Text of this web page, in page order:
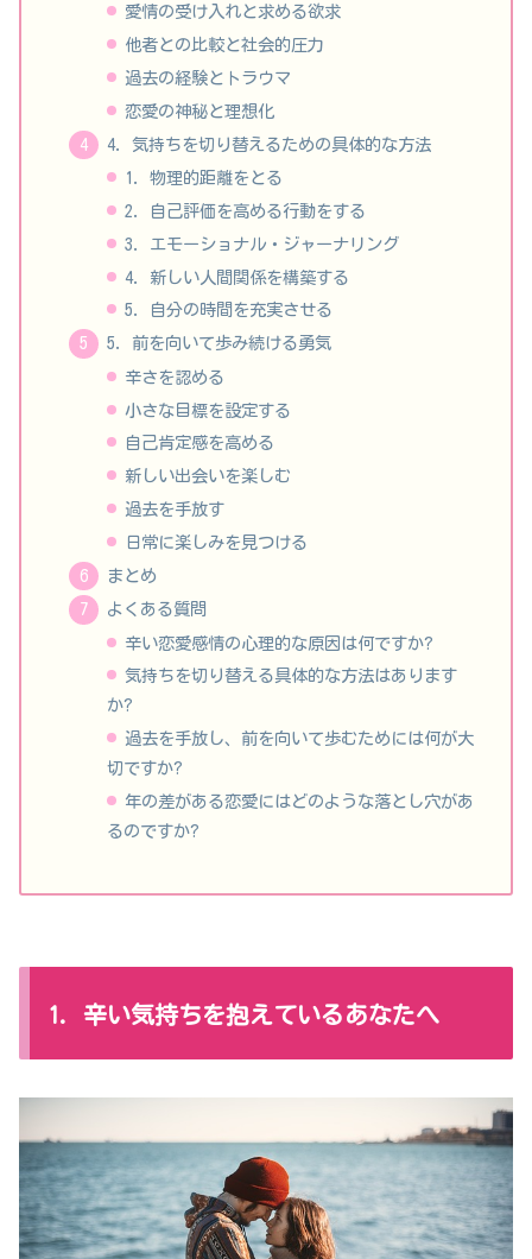
愛情の受け入れと求める欲求
他者との比較と社会的圧力
過去の経験とトラウマ
恋愛の神秘と理想化
4. 気持ちを切り替えるための具体的な方法
1. 物理的距離をとる
2. 自己評価を高める行動をする
3. エモーショナル・ジャーナリング
4. 新しい人間関係を構築する
5. 自分の時間を充実させる
5. 前を向いて歩み続ける勇気
辛さを認める
小さな目標を設定する
自己肯定感を高める
新しい出会いを楽しむ
過去を手放す
日常に楽しみを見つける
まとめ
よくある質問
辛い恋愛感情の心理的な原因は何ですか?
気持ちを切り替える具体的な方法はあります
か?
過去を手放し、前を向いて歩むためには何が大
切ですか?
年の差がある恋愛にはどのような落とし穴があ
るのですか?
1. 辛い気持ちを抱えているあなたへ